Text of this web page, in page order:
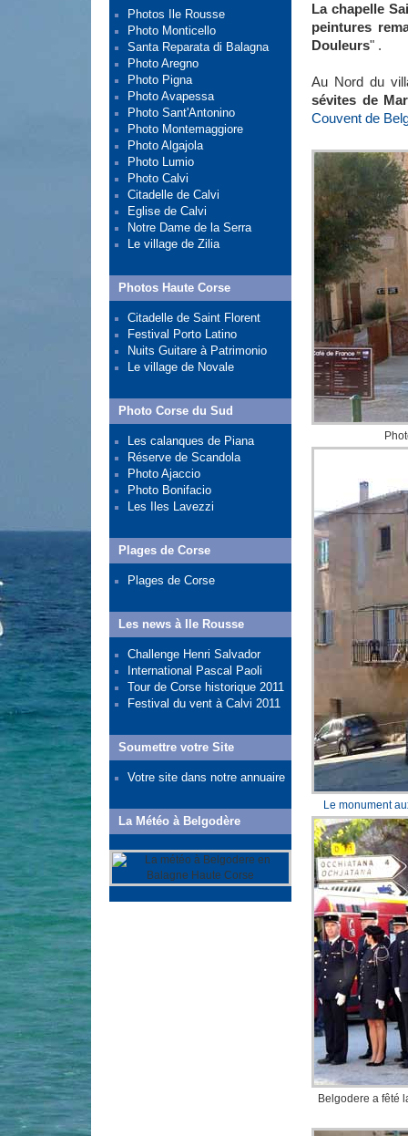
La chapelle
peintures
Douleurs" .
Au Nord du
sévites de
Couvent de
Le monument
Belgodere a fêté
Photos Ile Rousse
Photo Monticello
Santa Reparata di Balagna
Photo Aregno
Photo Pigna
Photo Avapessa
Photo Sant'Antonino
Photo Montemaggiore
Photo Algajola
Photo Lumio
Photo Calvi
Citadelle de Calvi
Eglise de Calvi
Notre Dame de la Serra
Le village de Zilia
Photos Haute Corse
Citadelle de Saint Florent
Festival Porto Latino
Nuits Guitare à Patrimonio
Le village de Novale
Photo Corse du Sud
Les calanques de Piana
Réserve de Scandola
Photo Ajaccio
Photo Bonifacio
Les Iles Lavezzi
Plages de Corse
Plages de Corse
Les news à Ile Rousse
Challenge Henri Salvador
International Pascal Paoli
Tour de Corse historique 2011
Festival du vent à Calvi 2011
Soumettre votre Site
Votre site dans notre annuaire
La Météo à Belgodère